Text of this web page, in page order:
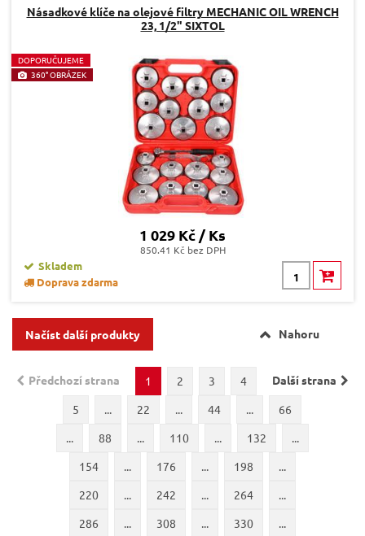
Násadkové klíče na olejové filtry MECHANIC OIL WRENCH
23, 1/2" SIXTOL
DOPORUČUJEME
360° OBRÁZEK
1 029 Kč / Ks
850.41 Kč bez DPH
Skladem
Doprava zdarma
Načíst další produkty Nahoru
Předchozí strana Další strana
1 2 3
4
5
... 22 ... 44 ...
66
...
88 ... 110 ... 132
...
154
... 176 ... 198
...
220
... 242 ... 264
...
286
... 308 ... 330
...